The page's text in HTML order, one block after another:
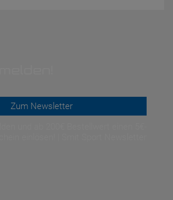
Zum Newsletter